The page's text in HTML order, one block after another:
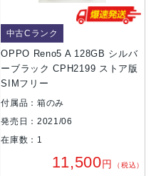
OPPO Reno5 A 128GB シルバ
ーブラック CPH2199 ストア版
SIMフリー
中古Cランク
付属品：箱のみ
発売日：2021/06
在庫数：1
11,500円 （税込）